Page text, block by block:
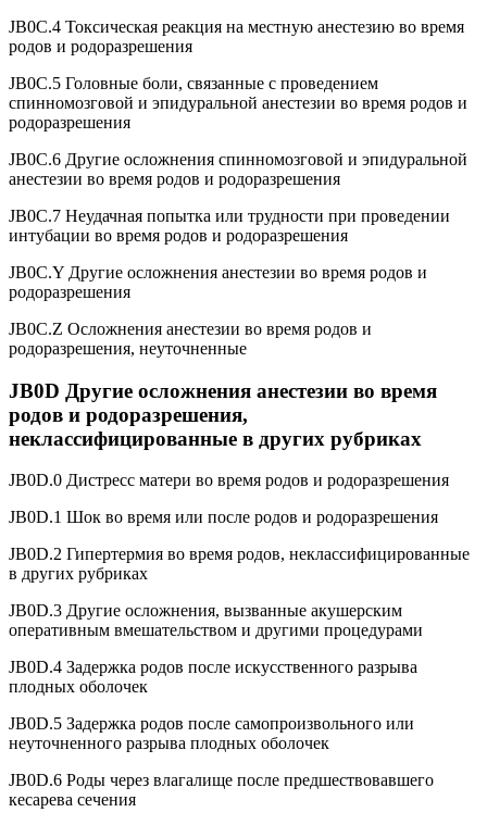
JB0C.4 Токсическая реакция на местную анестезию во время
родов и родоразрешения
JB0C.5 Головные боли, связанные с проведением
спинномозговой и эпидуральной анестезии во время родов и
родоразрешения
JB0C.6 Другие осложнения спинномозговой и эпидуральной
анестезии во время родов и родоразрешения
JB0C.7 Неудачная попытка или трудности при проведении
интубации во время родов и родоразрешения
JB0C.Y Другие осложнения анестезии во время родов и
родоразрешения
JB0C.Z Осложнения анестезии во время родов и
родоразрешения, неуточненные
JB0D Другие осложнения анестезии во время
родов и родоразрешения,
неклассифицированные в других рубриках
JB0D.0 Дистресс матери во время родов и родоразрешения
JB0D.1 Шок во время или после родов и родоразрешения
JB0D.2 Гипертермия во время родов, неклассифицированные
в других рубриках
JB0D.3 Другие осложнения, вызванные акушерским
оперативным вмешательством и другими процедурами
JB0D.4 Задержка родов после искусственного разрыва
плодных оболочек
JB0D.5 Задержка родов после самопроизвольного или
неуточненного разрыва плодных оболочек
JB0D.6 Роды через влагалище после предшествовавшего
кесарева сечения